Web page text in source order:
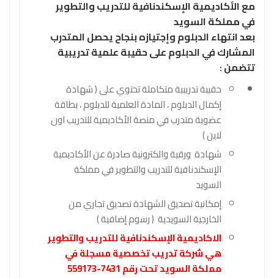
مع الأكاديمية الإسكندنافية للتدريب والتطوير
في مملكة السويد
بعد انتهاء الدبلوم وإجتيازه بنجاح يحصل المتدرب
المشارك في الدبلوم على حقيبة علمية تدريبية
تتضمن :
حقيبة تدريبية متكاملة تحتوي على ( شهادة
إكمال الدبلوم ، المادة العلمية للدبلوم ، بطاقة
عضوية متدرب في منصة الأكاديمية للتدريب اون
لاين )
شهادة ورقية والكترونية صادرة عن الأكاديمية
الإسكندنافية للتدريب والتطوير في مملكة
السويد
إمكانية تصديق الشهادة تصديق تجاري من
الخارجية السويدية ( رسوم إضافية )
الاكاديمية الإسكندنافية للتدريب والتطوير
هي شركة تدريب تخصصية مسجلة في
مملكة السويد تحت رقم 7431-559173